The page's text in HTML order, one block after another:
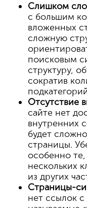
Слишком
с большим
вложенных
сложную
поисковым
структуру,
сократив
Отсутствие
сайте нет
внутренних
будет
страницы.
особенно
нескольких
из других
Страницы-
нет ссылок с